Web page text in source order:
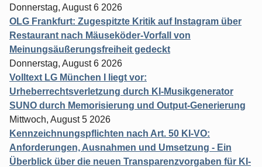
Donnerstag, August 6 2026
OLG Frankfurt: Zugespitzte Kritik auf Instagram über
Restaurant nach Mäuseköder-Vorfall von
Meinungsäußerungsfreiheit gedeckt
Donnerstag, August 6 2026
Volltext LG München I liegt vor:
Urheberrechtsverletzung durch KI-Musikgenerator
SUNO durch Memorisierung und Output-Generierung
Mittwoch, August 5 2026
Kennzeichnungspflichten nach Art. 50 KI-VO:
Anforderungen, Ausnahmen und Umsetzung - Ein
Überblick über die neuen Transparenzvorgaben für KI-